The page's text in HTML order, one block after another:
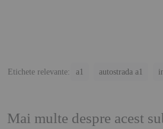
Etichete relevante: a1 autostrada a1
Mai multe despre acest